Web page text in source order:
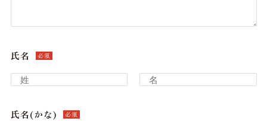
氏名 必須
氏名(かな) 必須